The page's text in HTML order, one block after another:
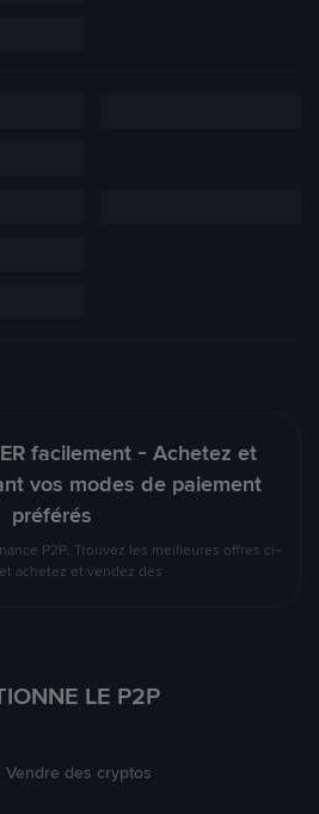
facilement - Achetez et
vos modes de paiement
préférés
P2P. Trouvez les meilleures offres ci-
achetez et vendez des
LE P2P
Vendre des cryptos